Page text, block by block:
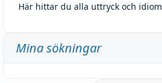
Här hittar du alla uttryck och idiom
Mina sökningar